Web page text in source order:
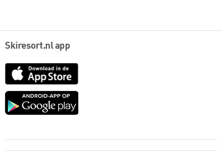
Skiresort.nl app
App
Google